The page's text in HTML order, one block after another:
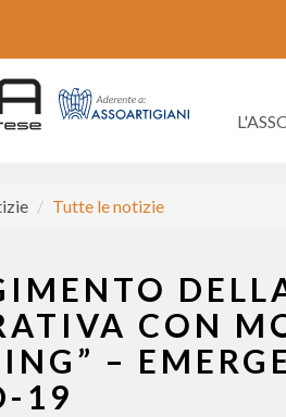
Tutte le notizie
CON
–
19